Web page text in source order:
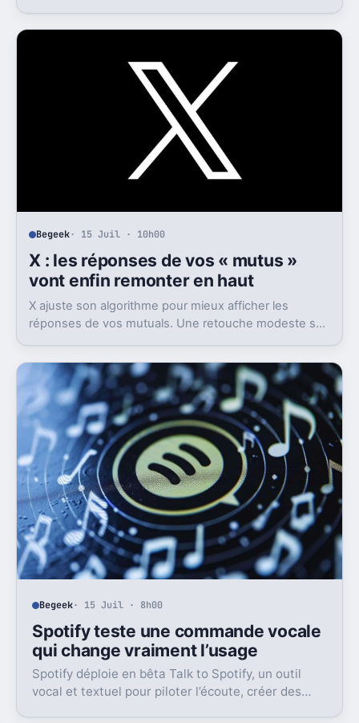
enregistrement autonome, transcription et génération
Begeek· 15 Juil · 10h00
X : les réponses de vos « mutus »
vont enfin remonter en haut
X ajuste son algorithme pour mieux afficher les
réponses de vos mutuals. Une retouche modeste sur
Begeek· 15 Juil · 8h00
Spotify teste une commande vocale
qui change vraiment l’usage
Spotify déploie en bêta Talk to Spotify, un outil
vocal et textuel pour piloter l’écoute, créer des